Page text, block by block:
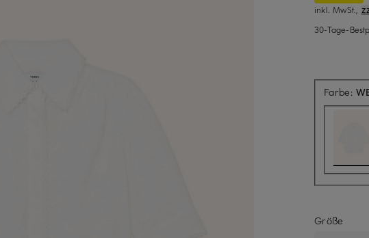
inkl. MwSt.,
30-Tage-
Farbe:
Größe